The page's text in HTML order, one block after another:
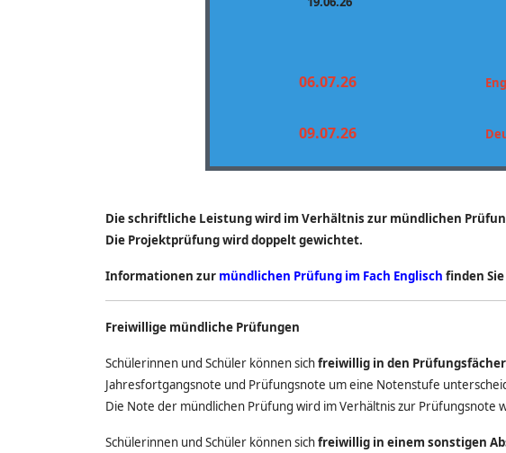
06.07.26
09.07.26
Die schriftliche Leistung wird im Verhältnis zur mündlichen
Die Projektprüfung wird doppelt gewichtet.
Informationen zur mündlichen Prüfung im Fach Englisch finden Sie
Freiwillige mündliche Prüfungen
Schülerinnen und Schüler können sichfreiwillig in den
Jahresfortgangsnote und Prüfungsnote um eine Notenstufe
Die Note der mündlichen Prüfung wird im Verhältnis zur Prüfungsnote
Schülerinnen und Schüler können sichfreiwillig in einem sonstigen